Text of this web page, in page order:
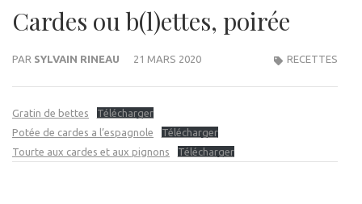
Cardes ou b(l)ettes, poirée
PAR SYLVAIN RINEAU 21 MARS 2020 RECETTES
Gratin de bettes
Télécharger
Potée de cardes a l’espagnole
Télécharger
Tourte aux cardes et aux pignons
Télécharger